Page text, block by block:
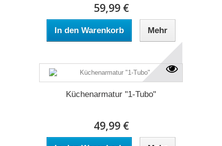
59,99 €
In den Warenkorb Mehr
Küchenarmatur "1-Tubo"
49,99 €